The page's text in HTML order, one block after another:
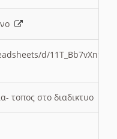
d/
τοπος στο διαδικτυο